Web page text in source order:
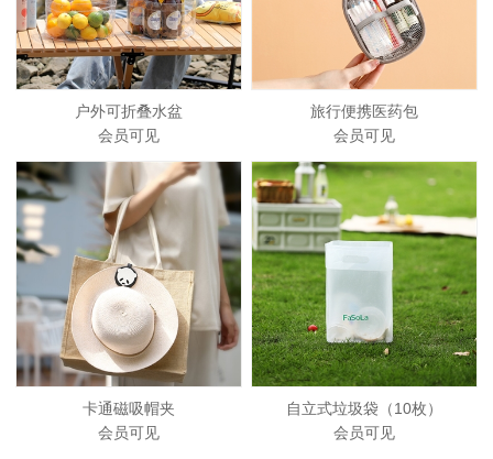
户外可折叠水盆
会员可见
旅行便携医药包
会员可见
卡通磁吸帽夹
会员可见
自立式垃圾袋（10枚）
会员可见